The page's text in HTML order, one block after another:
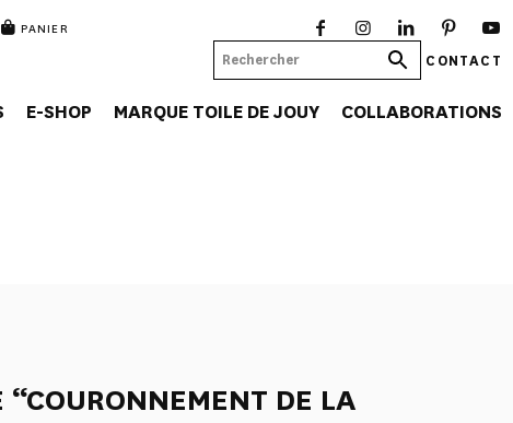
PANIER
CONTACT
E-SHOP MARQUE TOILE DE JOUY COLLABORATIONS
“COURONNEMENT DE LA